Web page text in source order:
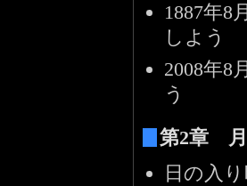
1887年8
しよう
2008年8
う
第2章
日の入